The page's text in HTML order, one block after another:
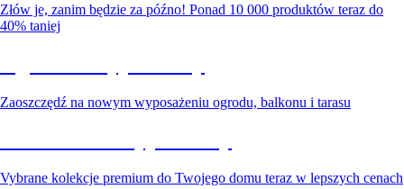
Złów je, zanim będzie za późno! Ponad 10 000 produktów teraz do
40% taniej
Zaoszczędź na nowym wyposażeniu ogrodu, balkonu i tarasu
Vybrane kolekcje premium do Twojego domu teraz w lepszych cenach